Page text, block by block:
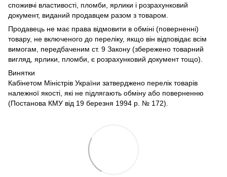
споживчі властивості, пломби, ярлики і розрахунковий
документ, виданий продавцем разом з товаром.
Продавець не має права відмовити в обміні (поверненні)
товару, не включеного до переліку, якщо він відповідає всім
вимогам, передбаченим ст. 9 Закону (збережено товарний
вигляд, ярлики, пломби, є розрахунковий документ тощо).
Винятки
Кабінетом Міністрів України затверджено перелік товарів
належної якості, які не підлягають обміну або поверненню
(Постанова КМУ від 19 березня 1994 р. № 172).